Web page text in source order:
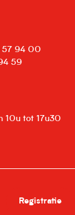
57 94 00
59
10u tot 17u30
Registratie